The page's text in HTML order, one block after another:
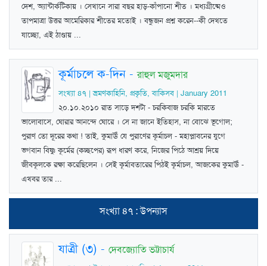
দেশ, অ্যান্টার্কটিকায় । সেখানে সারা বছর হাড়-কাঁপানো শীত । মধ্যগ্রীষ্মেও
তাপমাত্রা উত্তর আমেরিকার শীতের মতোই । বন্ধুজন প্রশ্ন করেন--কী দেখতে
যাচ্ছো, এই ঠাণ্ডায় ...
কূর্মাচলে ক-দিন -রাহুল মজুমদার
সংখ্যা ৪৭ | ভ্রমণকাহিনি, প্রকৃতি, বাকিসব | January 2011
২০.১০.২০১০ রাত সাড়ে দশটা - চরকিবাজ চরকি মারতে
ভালোবাসে, ঘোরার আনন্দে ঘোরে । সে না জানে ইতিহাস, না বোঝে ভূগোল;
পুরাণ তো দূরের কথা ! তাই, কুমাঊঁ যে পুরাণের কূর্মাচল - মহাপ্লাবনের যুগে
ভগবান বিষ্ণু কূর্মের (কচ্ছপের) রূপ ধারণ করে, নিজের পিঠে আশ্রয় দিয়ে
জীবকূলকে রক্ষা করেছিলেন । সেই কূর্মাবতারের পিঠই কূর্মাচল, আজকের কুমাঊঁ -
এখবর তার ...
সংখ্যা ৪৭ : উপন্যাস
যাত্রী (৩) - দেবজ্যোতি ভট্টাচার্য